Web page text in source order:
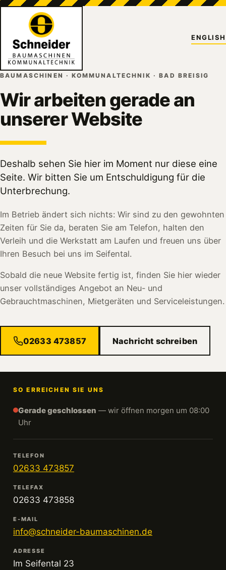
ENGLISH
BAUMASCHINEN · KOMMUNALTECHNIK · BAD BREISIG
Wir arbeiten gerade an
unserer Website
Deshalb sehen Sie hier im Moment nur diese eine
Seite. Wir bitten Sie um Entschuldigung für die
Unterbrechung.
Im Betrieb ändert sich nichts: Wir sind zu den gewohnten
Zeiten für Sie da, beraten Sie am Telefon, halten den
Verleih und die Werkstatt am Laufen und freuen uns über
Ihren Besuch bei uns im Seifental.
Sobald die neue Website fertig ist, finden Sie hier wieder
unser vollständiges Angebot an Neu- und
Gebrauchtmaschinen, Mietgeräten und Serviceleistungen.
02633 473857 Nachricht schreiben
SO ERREICHEN SIE UNS
Gerade geschlossen — wir öffnen morgen um 08:00
Uhr
TELEFON
02633 473857
TELEFAX
02633 473858
E-MAIL
info@schneider-baumaschinen.de
ADRESSE
Im Seifental 23